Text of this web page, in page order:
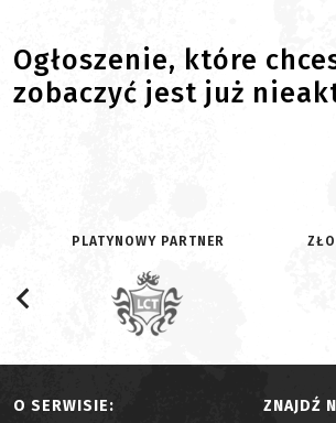
Ogłoszenie, które
zobaczyć jest już
PLATYNOWY PARTNER
O SERWISIE: ZNAJDŹ